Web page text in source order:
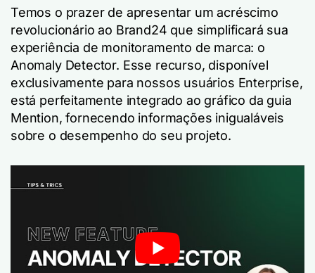
Temos o prazer de apresentar um acréscimo
revolucionário ao Brand24 que simplificará sua
experiência de monitoramento de marca: o
Anomaly Detector. Esse recurso, disponível
exclusivamente para nossos usuários Enterprise,
está perfeitamente integrado ao gráfico da guia
Mention, fornecendo informações inigualáveis
sobre o desempenho do seu projeto.